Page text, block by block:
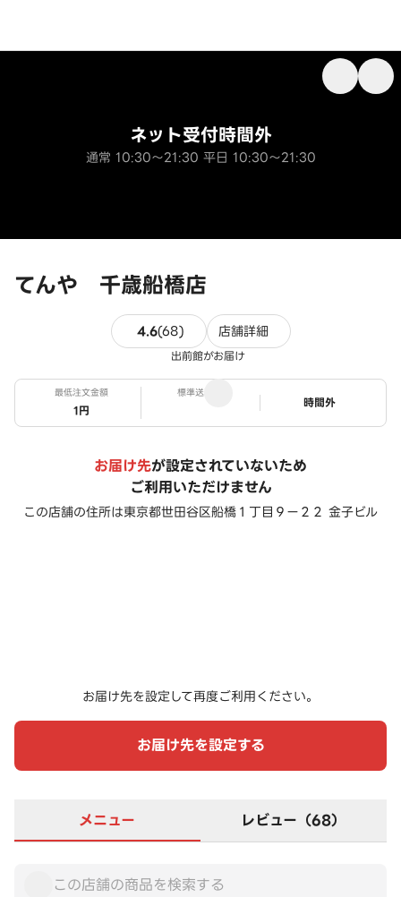
てんや 千歳船橋店
ネット受付時間外
通常 10:30～21:30 平日 10:30～21:30
4.6(68)68件のレビュー
店舗詳細
出前館がお届け
最低注文金額
1円
標準送料
ステータス
時間外
お届け先が設定されていないため
ご利用いただけません
この店舗の住所は東京都世田谷区船橋１丁目９ー２２ 金子ビル
お届け先を設定して再度ご利用ください。
お届け先を設定する
メニュー レビュー（68）